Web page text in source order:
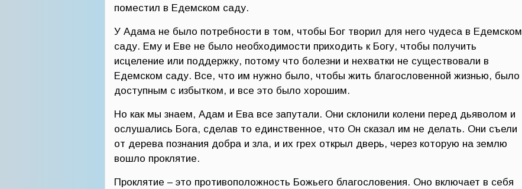
поместил в Едемском саду.
У Адама не было потребности в том, чтобы Бог творил для него чудеса в Едемском
саду. Ему и Еве не было необходимости приходить к Богу, чтобы получить
исцеление или поддержку, потому что болезни и нехватки не существовали в
Едемском саду. Все, что им нужно было, чтобы жить благословенной жизнью, было
доступным с избытком, и все это было хорошим.
Но как мы знаем, Адам и Ева все запутали. Они склонили колени перед дьяволом и
ослушались Бога, сделав то единственное, что Он сказал им не делать. Они съели
от дерева познания добра и зла, и их грех открыл дверь, через которую на землю
вошло проклятие.
Проклятие – это противоположность Божьего благословения. Оно включает в себя